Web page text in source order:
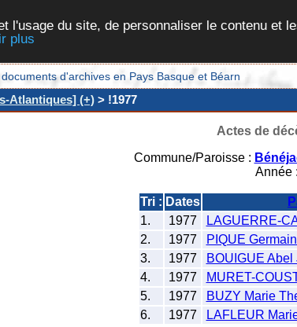
l'usage du site, de personnaliser le contenu et
plus
d'archives en Pays Basque et Béarn
Atlantiques] (+) > !1977
Actes de
Commune/Paroisse :
Année :
Tri : Dates
1.
1977
LAGUERRE-
2.
1977
PIQUE
3.
1977
BOUIGUE Abel
4.
1977
MURET-
5.
1977
BUZY Marie
6.
1977 LAFLEUR